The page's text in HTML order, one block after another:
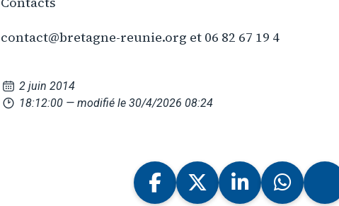
contact@bretagne-reunie.org et 06 82 67 19 4
2 juin 2014
18:12:00 — modifié le 30/4/2026 08:24